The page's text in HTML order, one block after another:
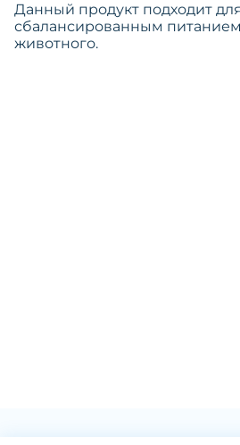
Данный продукт подходит
сбалансированным
животного.